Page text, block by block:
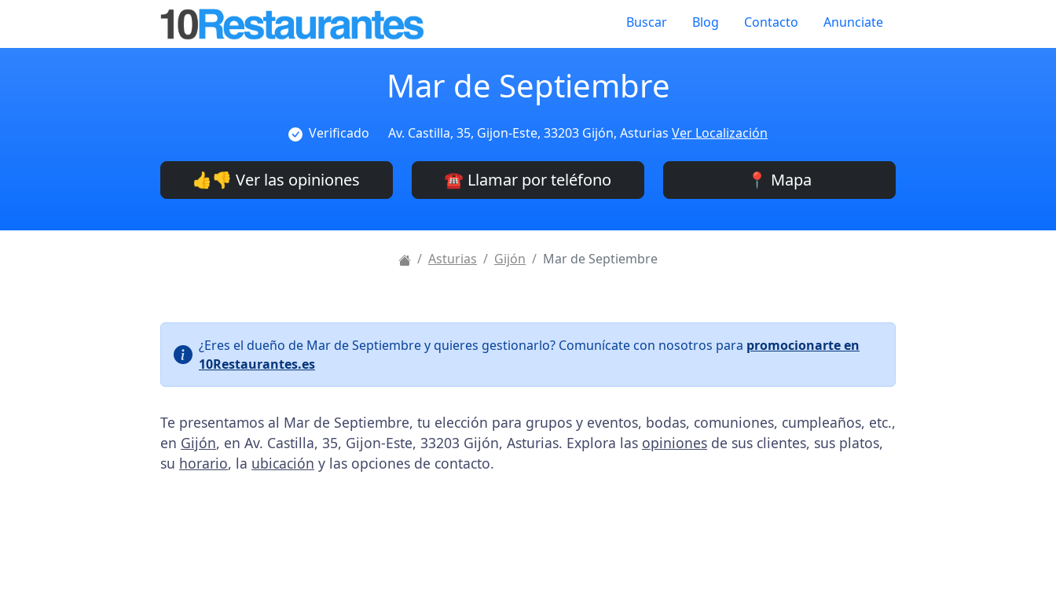
Buscar Blog Contacto Anunciate
Mar de Septiembre
Verificado Av. Castilla, 35, Gijon-Este, 33203 Gijón, Asturias Ver Localización
👍👎 Ver las opiniones ☎️ Llamar por teléfono 📍 Mapa
Asturias Gijón Mar de Septiembre
¿Eres el dueño de Mar de Septiembre y quieres gestionarlo? Comunícate con nosotros para promocionarte en
10Restaurantes.es
Te presentamos al Mar de Septiembre, tu elección para grupos y eventos, bodas, comuniones, cumpleaños, etc.,
en Gijón, en Av. Castilla, 35, Gijon-Este, 33203 Gijón, Asturias. Explora las opiniones de sus clientes, sus platos,
su horario, la ubicación y las opciones de contacto.